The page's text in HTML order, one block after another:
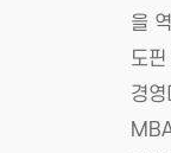
을
도
경